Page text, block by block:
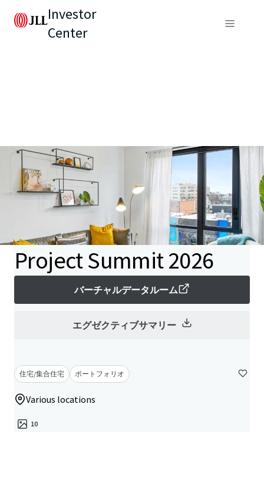
Investor
Center
Project Summit 2026
バーチャルデータルーム
エグゼクティブサマリー
住宅/集合住宅 ポートフォリオ
Various locations
10